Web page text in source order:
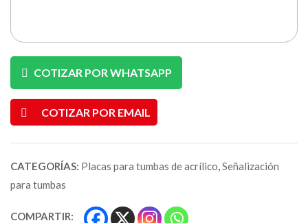
COTIZAR POR WHATSAPP
COTIZAR POR EMAIL
CATEGORÍAS: Placas para tumbas de acrílico,Señalización
para tumbas
COMPARTIR: